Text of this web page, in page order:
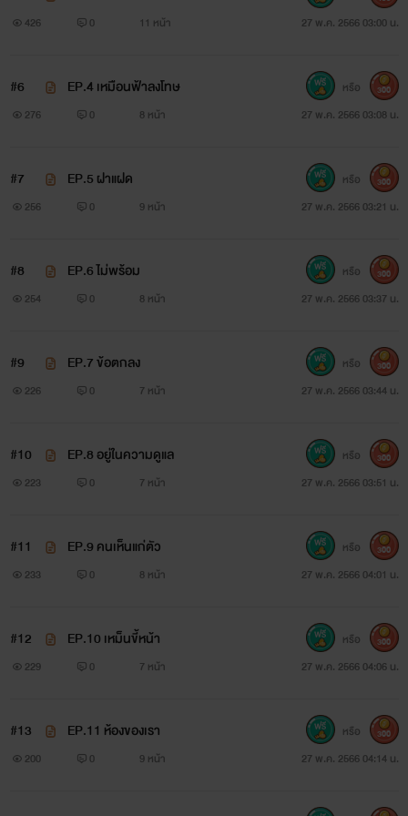
โปรดใช้วิจารณญาณในการอ่าน
426 0 11 หน้า 27 พ.ค. 2566 03:00 น.
#6 EP.4 เหมือนฟ้าลงโทษ
276 0 8 หน้า 27 พ.ค. 2566 03:08 น.
หรือ 300
#7 EP.5 ฝาแฝด
256 0 9 หน้า 27 พ.ค. 2566 03:21 น.
หรือ 300
#8 EP.6 ไม่พร้อม
254 0 8 หน้า 27 พ.ค. 2566 03:37 น.
หรือ 300
#9 EP.7 ข้อตกลง
226 0 7 หน้า 27 พ.ค. 2566 03:44 น.
หรือ 300
#10 EP.8 อยู่ในความดูแล
223 0 7 หน้า 27 พ.ค. 2566 03:51 น.
หรือ 300
#11 EP.9 คนเห็นแก่ตัว
233 0 8 หน้า 27 พ.ค. 2566 04:01 น.
หรือ 300
#12 EP.10 เหม็นขี้หน้า
229 0 7 หน้า 27 พ.ค. 2566 04:06 น.
หรือ 300
#13 EP.11 ห้องของเรา
200 0 9 หน้า 27 พ.ค. 2566 04:14 น.
หรือ 300